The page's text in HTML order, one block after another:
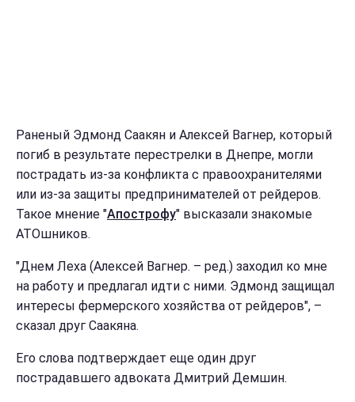
Раненый Эдмонд Саакян и Алексей Вагнер, который
погиб в результате перестрелки в Днепре, могли
пострадать из-за конфликта с правоохранителями
или из-за защиты предпринимателей от рейдеров.
Такое мнение "Апострофу" высказали знакомые
АТОшников.
"Днем Леха (Алексей Вагнер. – ред.) заходил ко мне
на работу и предлагал идти с ними. Эдмонд защищал
интересы фермерского хозяйства от рейдеров", –
сказал друг Саакяна.
Его слова подтверждает еще один друг
пострадавшего адвоката Дмитрий Демшин.